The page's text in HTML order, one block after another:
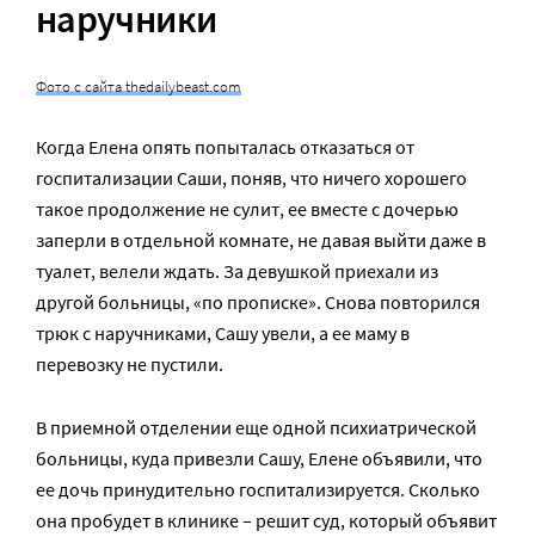
наручники
Фото с сайта thedailybeast.com
Когда Елена опять попыталась отказаться от
госпитализации Саши, поняв, что ничего хорошего
такое продолжение не сулит, ее вместе с дочерью
заперли в отдельной комнате, не давая выйти даже в
туалет, велели ждать. За девушкой приехали из
другой больницы, «по прописке». Снова повторился
трюк с наручниками, Сашу увели, а ее маму в
перевозку не пустили.
В приемной отделении еще одной психиатрической
больницы, куда привезли Сашу, Елене объявили, что
ее дочь принудительно госпитализируется. Сколько
она пробудет в клинике – решит суд, который объявит